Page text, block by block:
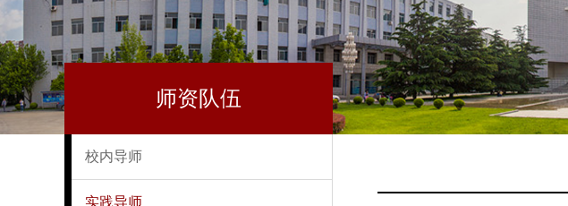
师资队伍
校内导师
实践导师